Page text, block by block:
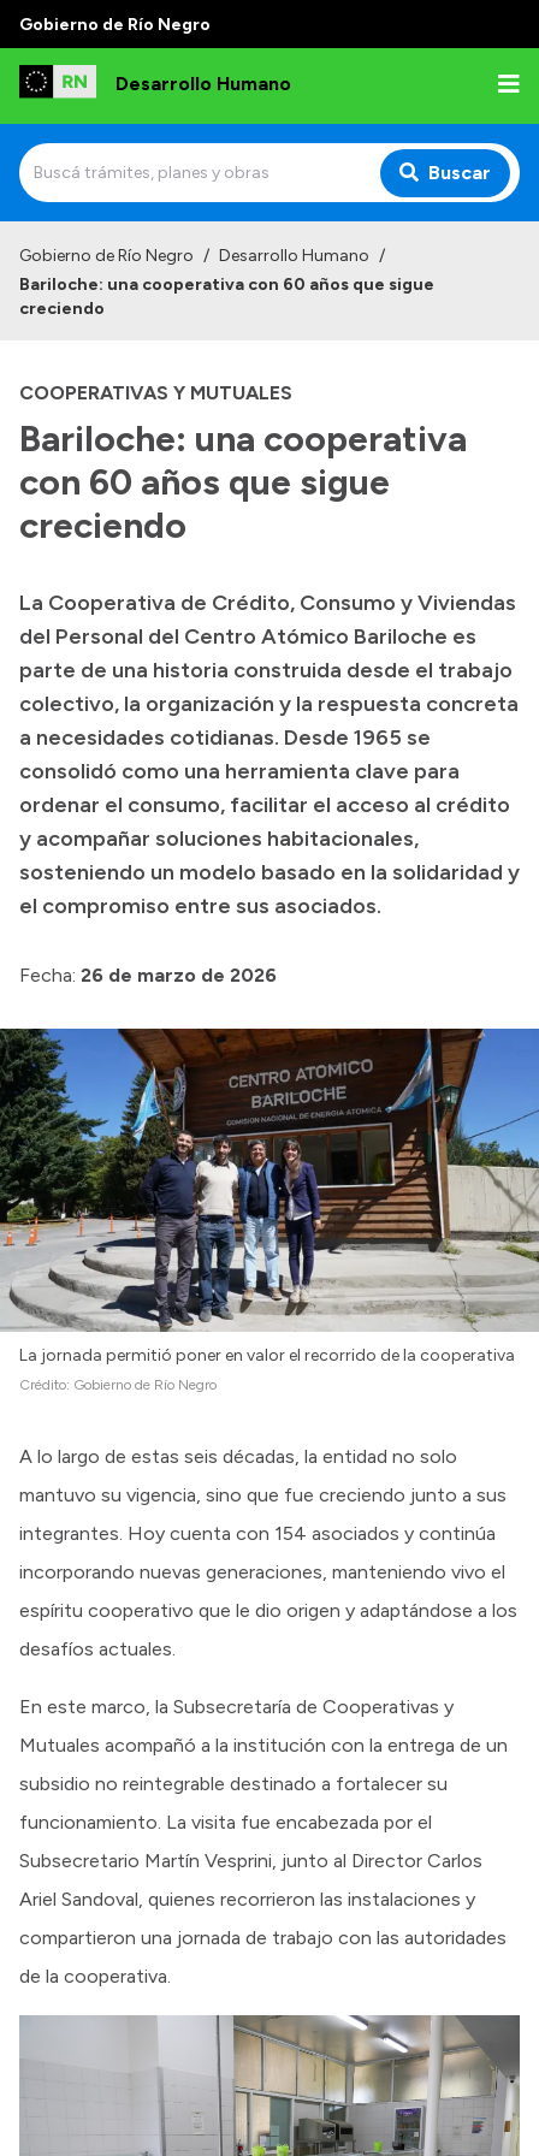
Gobierno de Río Negro
Desarrollo Humano
Buscar
Institucional
Autoridades
Delegaciones
Normativa
Presupuesto
Boletín Oficial
Compras y licitaciones
Consulta de expedientes
Consulta de pago a proveedores
Convocatorias
Intranet
Login
Gobierno de Río Negro / Desarrollo Humano /
Bariloche: una cooperativa con 60 años que sigue
creciendo
COOPERATIVAS Y MUTUALES
Bariloche: una cooperativa
con 60 años que sigue
creciendo
La Cooperativa de Crédito, Consumo y Viviendas
del Personal del Centro Atómico Bariloche es
parte de una historia construida desde el trabajo
colectivo, la organización y la respuesta concreta
a necesidades cotidianas. Desde 1965 se
consolidó como una herramienta clave para
ordenar el consumo, facilitar el acceso al crédito
y acompañar soluciones habitacionales,
sosteniendo un modelo basado en la solidaridad y
el compromiso entre sus asociados.
Fecha: 26 de marzo de 2026
La jornada permitió poner en valor el recorrido de la cooperativa
Crédito: Gobierno de Río Negro
A lo largo de estas seis décadas, la entidad no solo
mantuvo su vigencia, sino que fue creciendo junto a sus
integrantes. Hoy cuenta con 154 asociados y continúa
incorporando nuevas generaciones, manteniendo vivo el
espíritu cooperativo que le dio origen y adaptándose a los
desafíos actuales.
En este marco, la Subsecretaría de Cooperativas y
Mutuales acompañó a la institución con la entrega de un
subsidio no reintegrable destinado a fortalecer su
funcionamiento. La visita fue encabezada por el
Subsecretario Martín Vesprini, junto al Director Carlos
Ariel Sandoval, quienes recorrieron las instalaciones y
compartieron una jornada de trabajo con las autoridades
de la cooperativa.